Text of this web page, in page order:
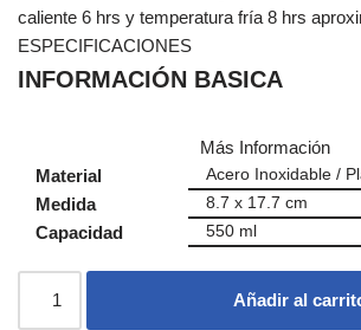
caliente 6 hrs y temperatura fría 8 hrs
ESPECIFICACIONES
INFORMACIÓN BASICA
Más Información
Material
Acero Inoxidable /
Medida 8.7 x 17.7 cm
Capacidad 550 ml
Añadir al